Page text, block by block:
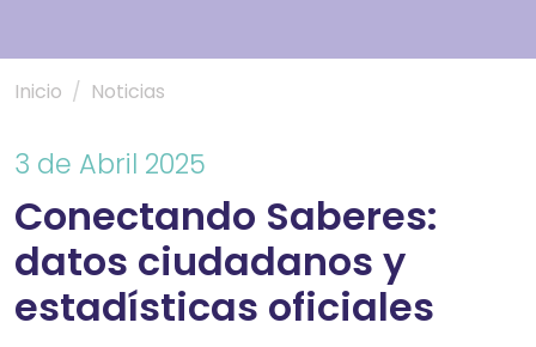
Inicio Noticias
3 de Abril 2025
Conectando Saberes:
datos ciudadanos y
estadísticas oficiales